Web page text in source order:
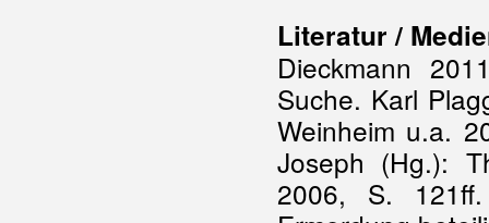
Literatur /
Dieckmann
Suche. Karl
Weinheim u.a.
Joseph (Hg.):
2006, S.